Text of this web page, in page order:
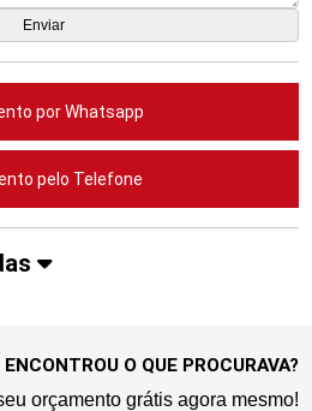
por Whatsapp
pelo Telefone
ENCONTROU O QUE PROCURAVA?
orçamento grátis agora mesmo!